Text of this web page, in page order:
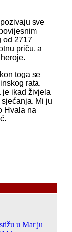
sve
od 2717
priču, a
toga se
rata.
je ikad živjela
Mi ju
Hvala na
u Mariju